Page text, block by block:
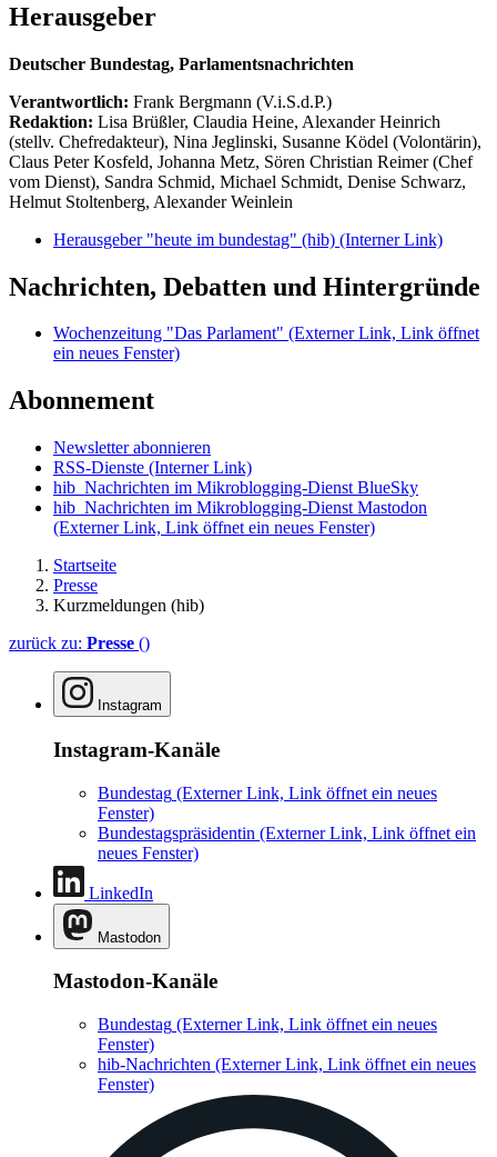
Herausgeber
Deutscher Bundestag, Parlamentsnachrichten
Verantwortlich: Frank Bergmann (V.i.S.d.P.)
Redaktion: Lisa Brüßler, Claudia Heine, Alexander Heinrich
(stellv. Chefredakteur), Nina Jeglinski, Susanne Ködel (Volontärin),
Claus Peter Kosfeld, Johanna Metz, Sören Christian Reimer (Chef
vom Dienst), Sandra Schmid, Michael Schmidt, Denise Schwarz,
Helmut Stoltenberg, Alexander Weinlein
Herausgeber "heute im bundestag" (hib) (Interner Link)
Nachrichten, Debatten und Hintergründe
Wochenzeitung "Das Parlament" (Externer Link, Link öffnet
ein neues Fenster)
Abonnement
Newsletter abonnieren
RSS-Dienste (Interner Link)
hib_Nachrichten im Mikroblogging-Dienst BlueSky
hib_Nachrichten im Mikroblogging-Dienst Mastodon
(Externer Link, Link öffnet ein neues Fenster)
Startseite
Presse
Kurzmeldungen (hib)
zurück zu: Presse ()
Instagram
Instagram-Kanäle
Bundestag (Externer Link, Link öffnet ein neues
Fenster)
Bundestagspräsidentin (Externer Link, Link öffnet ein
neues Fenster)
LinkedIn
Mastodon
Mastodon-Kanäle
Bundestag (Externer Link, Link öffnet ein neues
Fenster)
hib-Nachrichten (Externer Link, Link öffnet ein neues
Fenster)